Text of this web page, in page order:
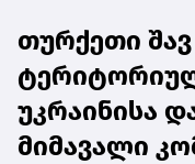
თურქეთი
უკრაინისა
მიმავალი